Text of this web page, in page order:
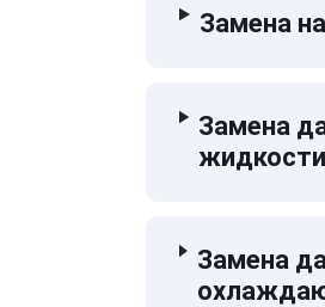
Замена
Замена
жидкости
Замена